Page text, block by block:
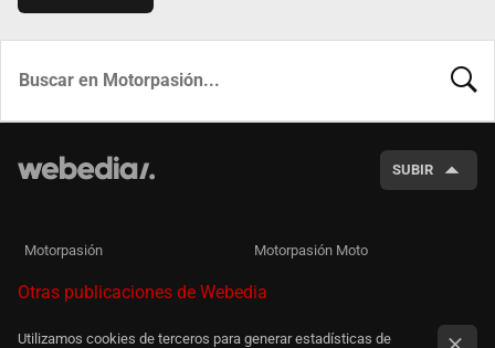
SUBIR
Motorpasión Motorpasión Moto
Otras publicaciones de Webedia
Utilizamos cookies de terceros para generar estadísticas de